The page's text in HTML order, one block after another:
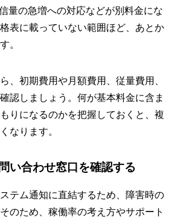
量の急増への対応などが別料金にな
表に載っていない範囲ほど、あとか
。
、初期費用や月額費用、従量費用、
認しましょう。何が基本料金に含ま
りになるのかを把握しておくと、複
なります。
い合わせ窓口を確認する
テム通知に直結するため、障害時の
のため、稼働率の考え方やサポート